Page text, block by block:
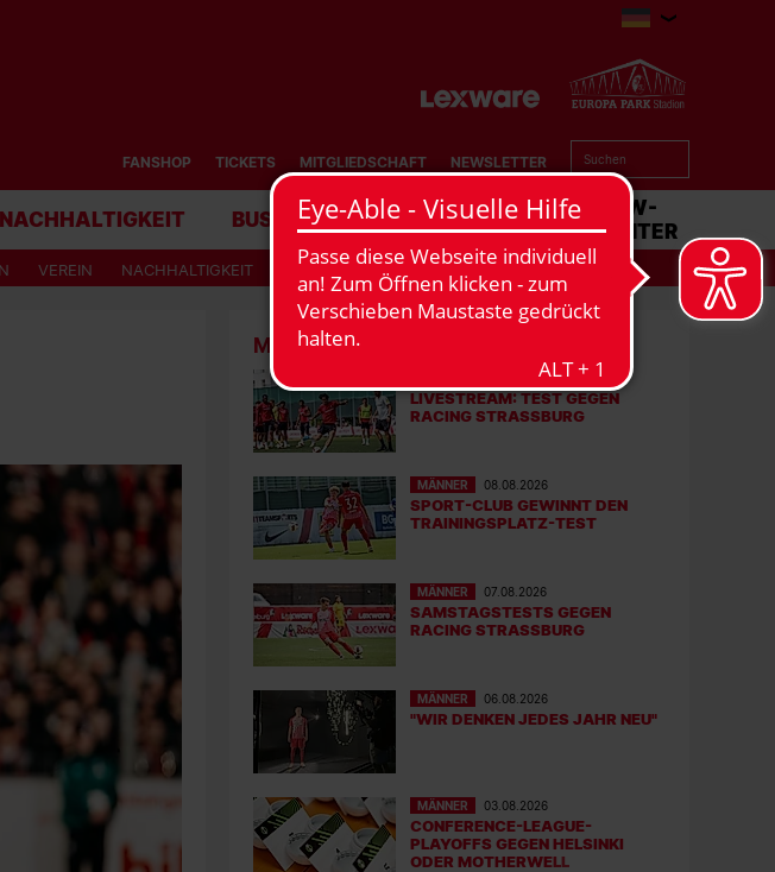
FANSHOP TICKETS MITGLIEDSCHAFT NEWSLETTER
NACHHALTIGKEIT BUSINESS STADION MATCHCENTER
VEREIN NACHHALTIGKEIT
MEHR NEWS
08.08.2026
LIVESTREAM: TEST GEGEN
RACING STRASSBURG
MÄNNER 08.08.2026
SPORT-CLUB GEWINNT DEN
TRAININGSPLATZ-TEST
MÄNNER 07.08.2026
SAMSTAGSTESTS GEGEN
RACING STRASSBURG
MÄNNER 06.08.2026
"WIR DENKEN JEDES JAHR NEU"
MÄNNER 03.08.2026
CONFERENCE-LEAGUE-
PLAYOFFS GEGEN HELSINKI
ODER MOTHERWELL